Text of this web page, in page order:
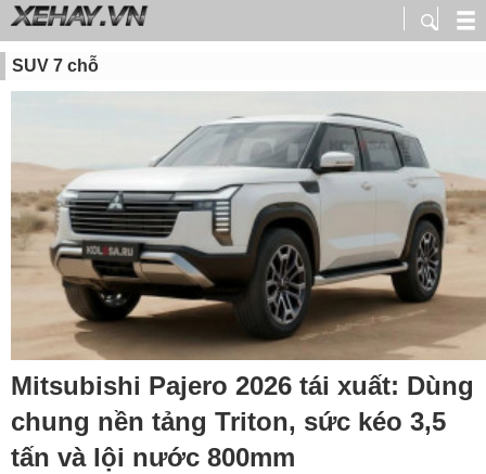
SUV 7 chỗ
Mitsubishi Pajero 2026 tái xuất: Dùng
chung nền tảng Triton, sức kéo 3,5
tấn và lội nước 800mm